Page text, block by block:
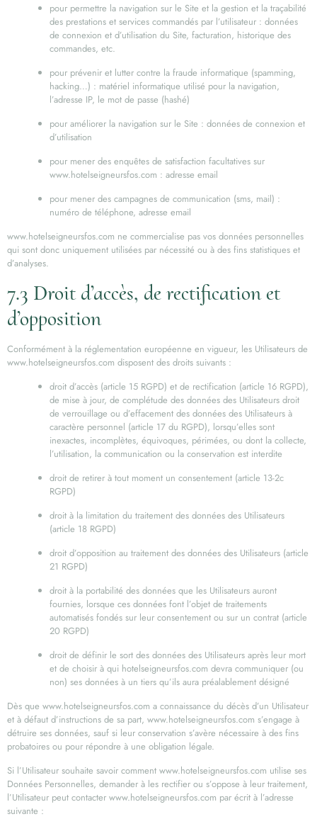
pour permettre la navigation sur le Site et la gestion et la traçabilité
des prestations et services commandés par l’utilisateur : données
de connexion et d’utilisation du Site, facturation, historique des
commandes, etc.
pour prévenir et lutter contre la fraude informatique (spamming,
hacking…) : matériel informatique utilisé pour la navigation,
l’adresse IP, le mot de passe (hashé)
pour améliorer la navigation sur le Site : données de connexion et
d’utilisation
pour mener des enquêtes de satisfaction facultatives sur
www.hotelseigneursfos.com : adresse email
pour mener des campagnes de communication (sms, mail) :
numéro de téléphone, adresse email
www.hotelseigneursfos.com ne commercialise pas vos données personnelles
qui sont donc uniquement utilisées par nécessité ou à des fins statistiques et
d’analyses.
7.3 Droit d’accès, de rectification et
d’opposition
Conformément à la réglementation européenne en vigueur, les Utilisateurs de
www.hotelseigneursfos.com disposent des droits suivants :
droit d’accès (article 15 RGPD) et de rectification (article 16 RGPD),
de mise à jour, de complétude des données des Utilisateurs droit
de verrouillage ou d’effacement des données des Utilisateurs à
caractère personnel (article 17 du RGPD), lorsqu’elles sont
inexactes, incomplètes, équivoques, périmées, ou dont la collecte,
l’utilisation, la communication ou la conservation est interdite
droit de retirer à tout moment un consentement (article 13-2c
RGPD)
droit à la limitation du traitement des données des Utilisateurs
(article 18 RGPD)
droit d’opposition au traitement des données des Utilisateurs (article
21 RGPD)
droit à la portabilité des données que les Utilisateurs auront
fournies, lorsque ces données font l’objet de traitements
automatisés fondés sur leur consentement ou sur un contrat (article
20 RGPD)
droit de définir le sort des données des Utilisateurs après leur mort
et de choisir à qui hotelseigneursfos.com devra communiquer (ou
non) ses données à un tiers qu’ils aura préalablement désigné
Dès que www.hotelseigneursfos.com a connaissance du décès d’un Utilisateur
et à défaut d’instructions de sa part, www.hotelseigneursfos.com s’engage à
détruire ses données, sauf si leur conservation s’avère nécessaire à des fins
probatoires ou pour répondre à une obligation légale.
Si l’Utilisateur souhaite savoir comment www.hotelseigneursfos.com utilise ses
Données Personnelles, demander à les rectifier ou s’oppose à leur traitement,
l’Utilisateur peut contacter www.hotelseigneursfos.com par écrit à l’adresse
suivante :